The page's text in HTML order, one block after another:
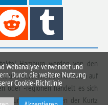
Hamburg werden von den
und berechnet. Bei anderen auf
oder -regionen handelt es sich
um Betriebsstätten der Kurtz
Webanalyse verwendet und
Durch die weitere Nutzung
Cookie-Richtlinie